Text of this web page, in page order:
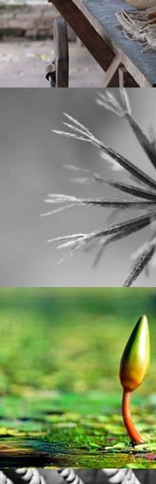
Epiphanio.
Elaboração e
sociais do Mesa
Saiba
clicando aqui
Salles
em
clicando